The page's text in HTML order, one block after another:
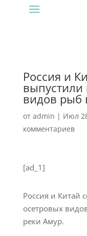
‍Россия и
выпустили
видов рыб
от admin | Июл
комментариев
[ad_1]
Россия и Китай
осетровых
реки Амур.